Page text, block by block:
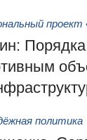
политика